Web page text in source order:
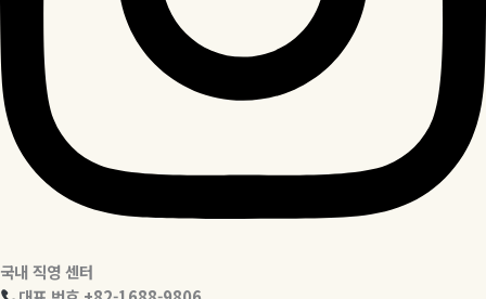
국내 직영 센터